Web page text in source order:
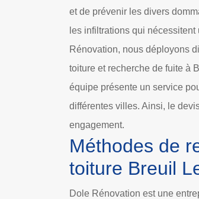
et de prévenir les divers
les infiltrations qui
Rénovation, nous déployons
toiture et recherche de fuite à
équipe présente un service
différentes villes. Ainsi, le
engagement.
Méthodes de
toiture Breuil
Dole Rénovation est une